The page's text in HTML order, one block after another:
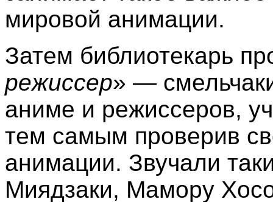
мировой анимации.
Затем библиотекарь
режиссер» —
аниме и режиссеров,
тем самым проверив
анимации. Звучали
Миядзаки, Мамору